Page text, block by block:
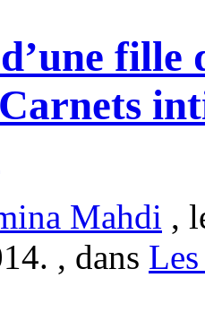
fille
Mahdi ,
, dans